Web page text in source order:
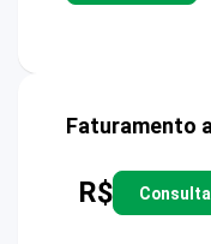
Faturamento
R$